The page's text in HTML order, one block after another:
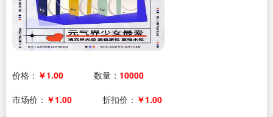
价格： ￥1.00 数量： 10000
市场价： ￥1.00 折扣价： ￥1.00